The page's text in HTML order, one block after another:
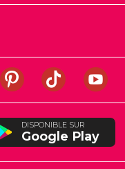
DISPONIBLE SUR
Google Play